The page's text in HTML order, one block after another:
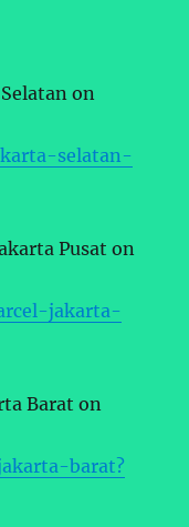
on
selatan-
Pusat on
jakarta-
Barat on
barat?